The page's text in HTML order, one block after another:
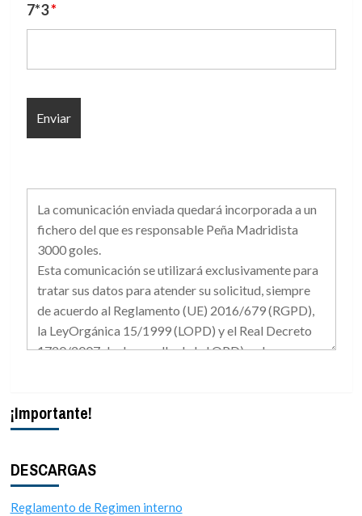
7*3*
¡Importante!
DESCARGAS
Reglamento de Regimen interno